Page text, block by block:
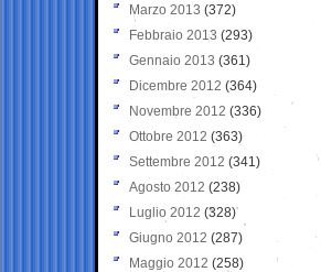
Marzo 2013 (372)
Febbraio 2013 (293)
Gennaio 2013 (361)
Dicembre 2012 (364)
Novembre 2012 (336)
Ottobre 2012 (363)
Settembre 2012 (341)
Agosto 2012 (238)
Luglio 2012 (328)
Giugno 2012 (287)
Maggio 2012 (258)